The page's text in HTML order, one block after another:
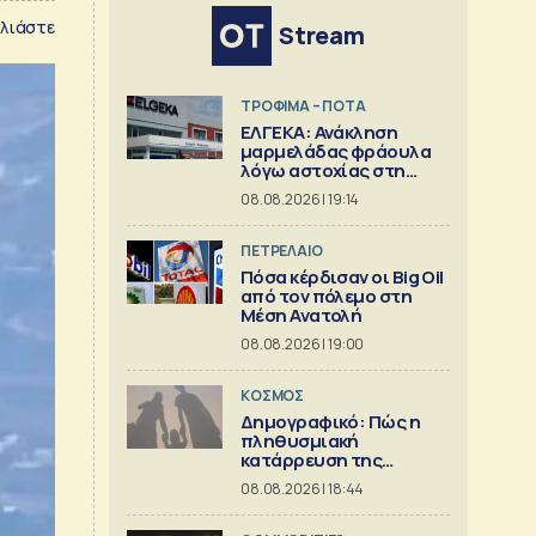
Stream
ΤΡΟΦΙΜΑ – ΠΟΤΑ
ΕΛΓΕΚΑ: Ανάκληση
μαρμελάδας φράουλα
λόγω αστοχίας στη
γυάλινη συσκευασία
08.08.2026 | 19:14
ΠΕΤΡΕΛΑΙΟ
Πόσα κέρδισαν οι Big Oil
από τον πόλεμο στη
Μέση Ανατολή
08.08.2026 | 19:00
ΚΟΣΜΟΣ
Δημογραφικό: Πώς η
πληθυσμιακή
κατάρρευση της
Ευρώπης
συμπαρασύρει το
κράτος πρόνοιας
08.08.2026 | 18:44